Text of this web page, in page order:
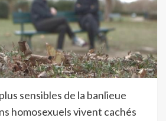
sensibles de la banlieue
homosexuels vivent cachés